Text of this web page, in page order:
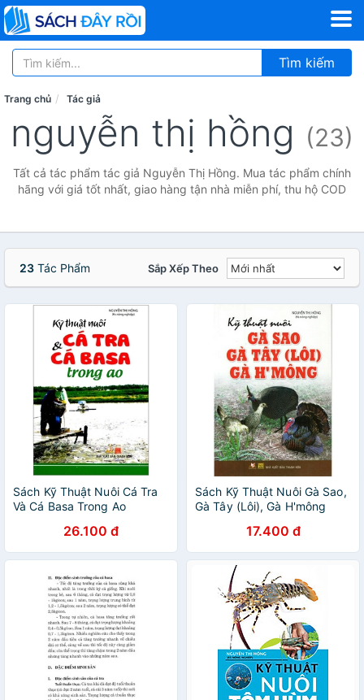
Tìm kiếm
Trang chủ Tác giả
nguyễn thị hồng (23)
Tất cả tác phẩm tác giả Nguyễn Thị Hồng. Mua tác phẩm chính
hãng với giá tốt nhất, giao hàng tận nhà miễn phí, thu hộ COD
23 Tác Phẩm Sắp Xếp Theo
Sách Kỹ Thuật Nuôi Cá Tra
Và Cá Basa Trong Ao
26.100 đ
Sách Kỹ Thuật Nuôi Gà Sao,
Gà Tây (Lôi), Gà H'mông
17.400 đ